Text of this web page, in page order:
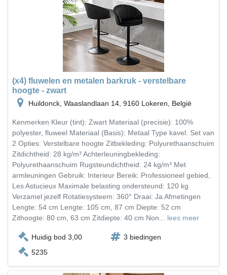
(x4) fluwelen en metalen barkruk - verstelbare
hoogte - zwart
Huildonck, Waaslandlaan 14, 9160 Lokeren, België
Kenmerken Kleur (tint): Zwart Materiaal (precisie): 100%
polyester, fluweel Materiaal (Basis): Metaal Type kavel: Set van
2 Opties: Verstelbare hoogte Zitbekleding: Polyurethaanschuim
Zitdichtheid: 28 kg/m³ Achterleuningbekleding:
Polyurethaanschuim Rugsteundichtheid: 24 kg/m³ Met
armleuningen Gebruik: Interieur Bereik: Professioneel gebied,
Les Astucieux Maximale belasting ondersteund: 120 kg
Verzamel jezelf Rotatiesysteem: 360° Draai: Ja Afmetingen
Lengte: 54 cm Lengte: 105 cm, 87 cm Diepte: 52 cm
Zithoogte: 80 cm, 63 cm Zitdiepte: 40 cm Non... lees meer
Huidig bod 3,00
3 biedingen
5235